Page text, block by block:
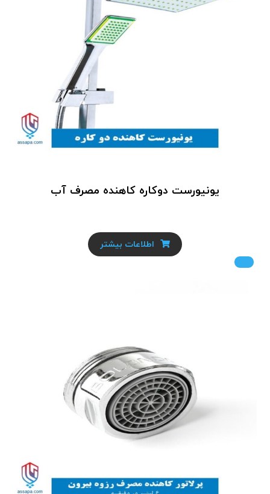
یونیورست دوکاره کاهنده مصرف آب
اطلاعات بیشتر